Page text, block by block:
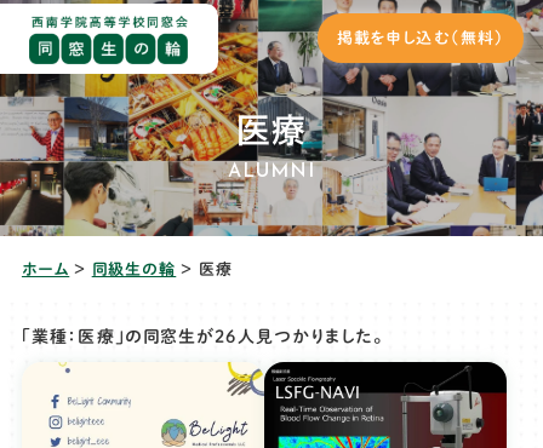
掲載を申し込む（無料）
医療
ALUMNI
ホーム ＞ 同級生の輪 ＞ 医療
「業種：医療」の同窓生が26人 見つかりました。